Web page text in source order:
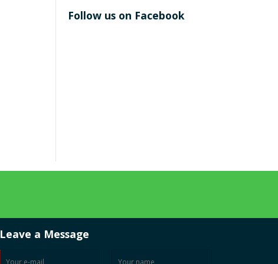
Follow us on Facebook
Leave a Message